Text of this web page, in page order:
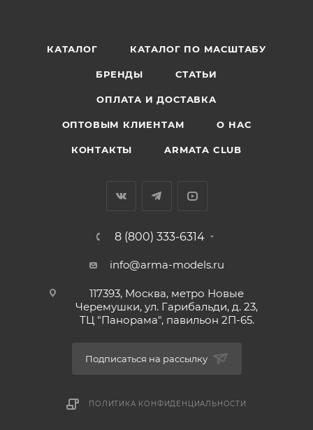
КАТАЛОГ КАТАЛОГ ПО МАСШТАБУ
БРЕНДЫ СТАТЬИ
ОПЛАТА И ДОСТАВКА
ОПТОВЫМ КЛИЕНТАМ О НАС
КОНТАКТЫ ARMATA CLUB
8 (800) 333-6314
info@arma-models.ru
117393, Москва, метро Новые
Черемушки, ул. Гарибальди, д. 23,
ТЦ "Панорама", павильон 2П-65.
Подписаться на рассылку
ПОЛИТИКА КОНФИДЕНЦИАЛЬНОСТИ